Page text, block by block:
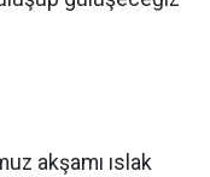
akşamı ıslak